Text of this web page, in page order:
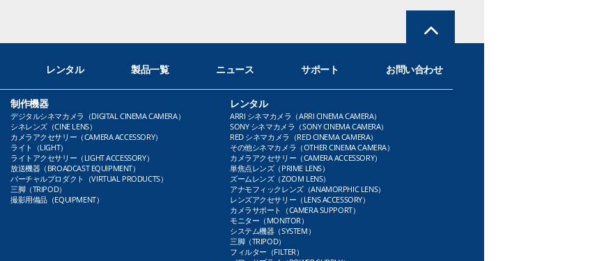
レンタル 製品一覧 ニュース サポート お問い合わせ
制作機器
デジタルシネマカメラ（DIGITAL CINEMA CAMERA）
シネレンズ（CINE LENS）
カメラアクセサリー（CAMERA ACCESSORY）
ライト（LIGHT）
ライトアクセサリー（LIGHT ACCESSORY）
放送機器（BROADCAST EQUIPMENT）
バーチャルプロダクト（VIRTUAL PRODUCTS）
三脚（TRIPOD）
撮影用備品（EQUIPMENT）
レンタル
ARRI シネマカメラ（ARRI CINEMA CAMERA）
SONY シネマカメラ（SONY CINEMA CAMERA）
RED シネマカメラ（RED CINEMA CAMERA）
その他シネマカメラ（OTHER CINEMA CAMERA）
カメラアクセサリー（CAMERA ACCESSORY）
単焦点レンズ（PRIME LENS）
ズームレンズ（ZOOM LENS）
アナモフィックレンズ（ANAMORPHIC LENS）
レンズアクセサリー（LENS ACCESSORY）
カメラサポート（CAMERA SUPPORT）
モニター（MONITOR）
システム機器（SYSTEM）
三脚（TRIPOD）
フィルター（FILTER）